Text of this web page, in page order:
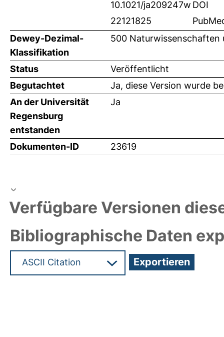
10.1021/ja209247w DOI
22121825
Dewey-Dezimal-
Klassifikation
500 Naturwissenschaften
Status
Veröffentlicht
Begutachtet
Ja, diese Version wurde
An der Universität
Regensburg
entstanden
Ja
Dokumenten-ID 23619
Verfügbare Versionen
Bibliographische Daten